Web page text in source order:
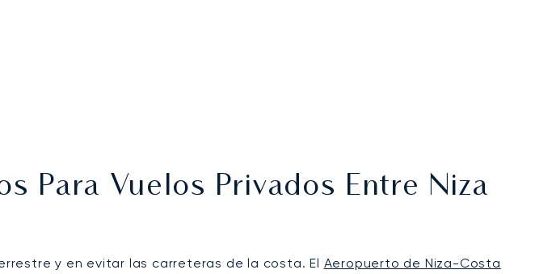
Para Vuelos Privados Entre Niza
y en evitar las carreteras de la costa. El Aeropuerto de Niza-Costa